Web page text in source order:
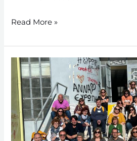
Read More »
November